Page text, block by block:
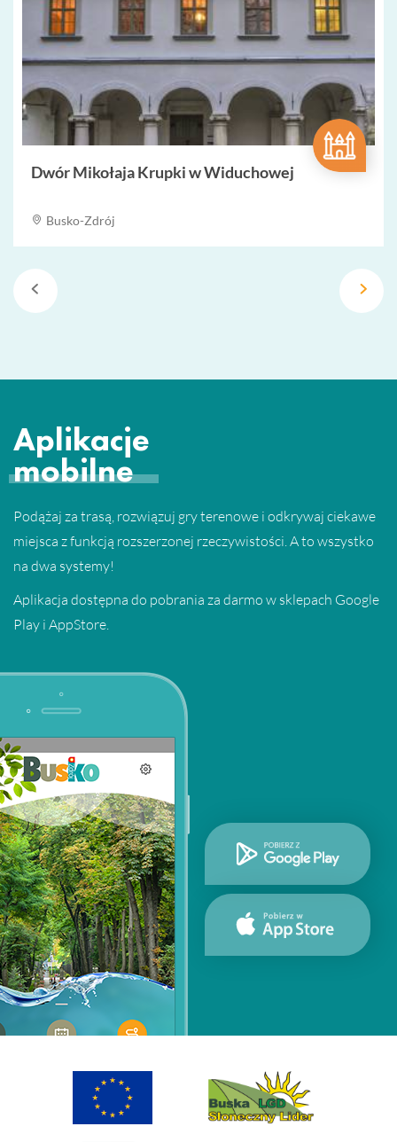
Dwór Mikołaja Krupki w Widuchowej
Busko-Zdrój
Aplikacje
mobilne
Podążaj za trasą, rozwiązuj gry terenowe i odkrywaj ciekawe
miejsca z funkcją rozszerzonej rzeczywistości. A to wszystko
na dwa systemy!
Aplikacja dostępna do pobrania za darmo w sklepach Google
Play i AppStore.